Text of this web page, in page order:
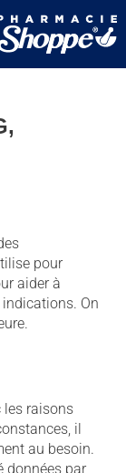
pour
aider à
On
les raisons
il
au besoin.
données par